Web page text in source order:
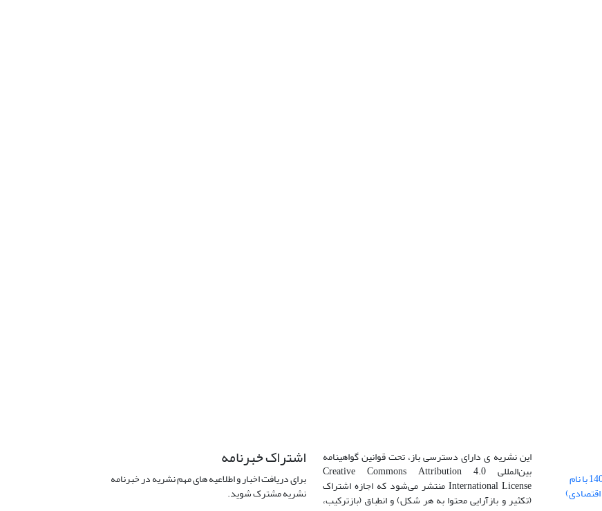
بارگذاری فایل کلی مقالات فصل پاییز سال 1404 با نام
این نشریه ی دارای دسترسی باز، تحت قوانین گواهینامه
بین‌المللی Creative Commons Attribution 4.0
International License منتشر می‌شود که اجازه اشتراک
(تکثیر و بازآرایی محتوا به هر شکل) و انطباق (بازترکیب،
اشتراک خبرنامه
برای دریافت اخبار و اطلاعیه های مهم نشریه در خبرنامه
نشریه مشترک شوید.